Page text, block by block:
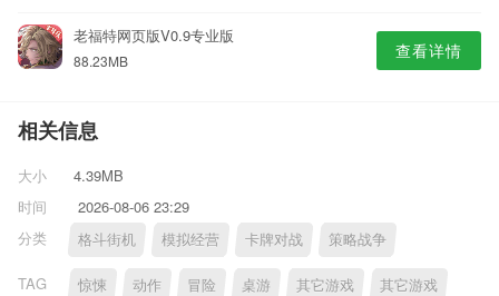
老福特网页版V0.9专业版
88.23MB 查看详情
相关信息
大小
4.39MB
时间
2026-08-06 23:29
分类
格斗街机 模拟经营 卡牌对战 策略战争
TAG 惊悚 动作 冒险 桌游 其它游戏 其它游戏